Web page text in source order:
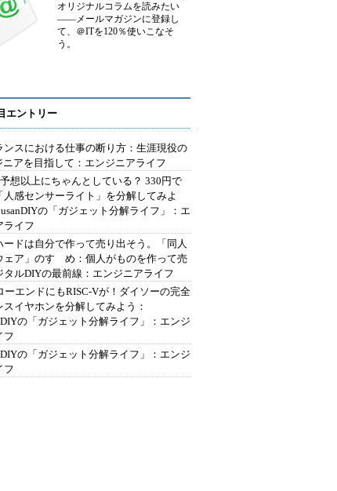
オリジナルコラムを読みたい
――メールマガジンに登録し
て、＠ITを120％使いこなそ
う。
エントリー
ンスにおける仕事の断り方：生涯現役の
ニアを目指して：エンジニアライフ
想以上にちゃんとしている？ 330円で
人感センサーライト」を分解してみよ
の「ガジェット分解ライフ」：エ
ライフ
ードは自分で作って売り出そう。「同人
ェア」のすゝめ：個人がものを作って売
タルDIYの最前線：エンジニアライフ
ーエンドにもRISC-Vが！ダイソーの完全
スイヤホンを分解してみよう：
の「ガジェット分解ライフ」：エンジ
フ
の「ガジェット分解ライフ」：エンジ
フ